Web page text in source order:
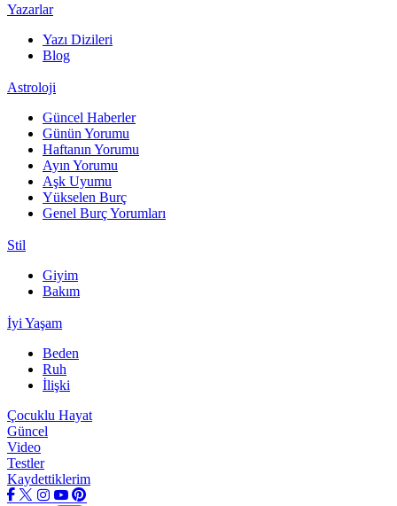
Yazarlar
Yazı Dizileri
Blog
Astroloji
Güncel Haberler
Günün Yorumu
Haftanın Yorumu
Ayın Yorumu
Aşk Uyumu
Yükselen Burç
Genel Burç Yorumları
Stil
Giyim
Bakım
İyi Yaşam
Beden
Ruh
İlişki
Çocuklu Hayat
Güncel
Video
Testler
Kaydettiklerim